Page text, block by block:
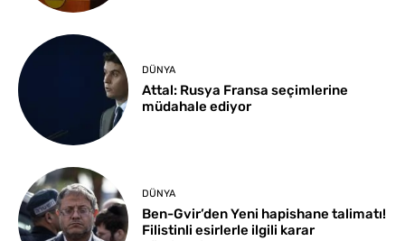
DÜNYA
Attal: Rusya Fransa seçimlerine
müdahale ediyor
DÜNYA
Ben-Gvir’den Yeni hapishane talimatı!
Filistinli esirlerle ilgili karar